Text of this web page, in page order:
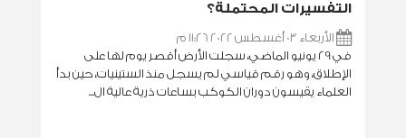
التفسيرات المحتملة؟
الأربعاء 03 أغسطس 2022 11:26 م
في 29 يونيو الماضي، سجلت الأرض أقصر يوم لها على
الإطلاق، وهو رقم قياسي لم يسجل منذ الستينيات، حين بدأ
العلماء يقيسون دوران الكوكب بساعات ذرية عالية ال...